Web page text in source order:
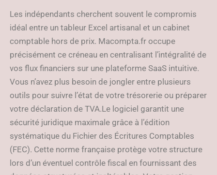
Les indépendants cherchent souvent le compromis
idéal entre un tableur Excel artisanal et un cabinet
comptable hors de prix. Macompta.fr occupe
précisément ce créneau en centralisant l’intégralité de
vos flux financiers sur une plateforme SaaS intuitive.
Vous n’avez plus besoin de jongler entre plusieurs
outils pour suivre l’état de votre trésorerie ou préparer
votre déclaration de TVA.Le logiciel garantit une
sécurité juridique maximale grâce à l’édition
systématique du Fichier des Écritures Comptables
(FEC). Cette norme française protège votre structure
lors d’un éventuel contrôle fiscal en fournissant des